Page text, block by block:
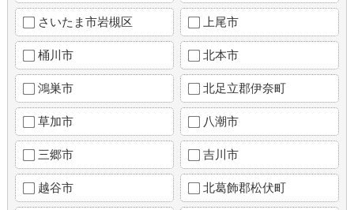
さいたま市岩槻区 上尾市
桶川市 北本市
鴻巣市 北足立郡伊奈町
草加市 八潮市
三郷市 吉川市
越谷市 北葛飾郡松伏町